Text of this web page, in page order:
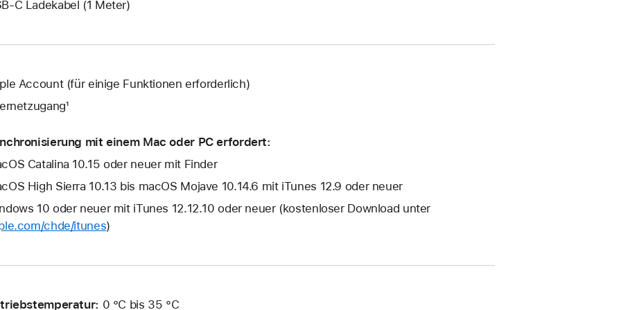
Ladekabel (1 Meter)
Account (für einige Funktionen erforderlich)
mit einem Mac oder PC erfordert:
Catalina 10.15 oder neuer mit Finder
High Sierra 10.13 bis macOS Mojave 10.14.6 mit iTunes 12.9 oder neuer
10 oder neuer mit iTunes 12.12.10 oder neuer (kostenloser Download unter
chde/itunes)
0 °C bis 35 °C